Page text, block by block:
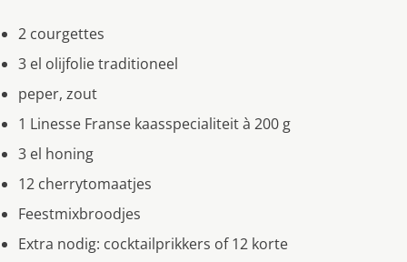
2 courgettes
3 el olijfolie traditioneel
peper, zout
1 Linesse Franse kaasspecialiteit à 200 g
3 el honing
12 cherrytomaatjes
Feestmixbroodjes
Extra nodig: cocktailprikkers of 12 korte